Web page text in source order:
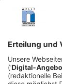
Die Stadt
einem